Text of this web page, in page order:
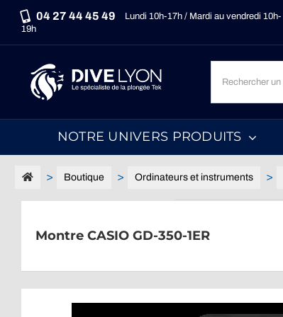
Passer
04 27 44 45 49
Lundi 10h-17h / Mardi au vendredi 10h-
19h
un
produit,
une
marque,
une
NOTRE UNIVERS PRODUITS
Boutique Ordinateurs et instruments
Montre CASIO GD-350-1ER